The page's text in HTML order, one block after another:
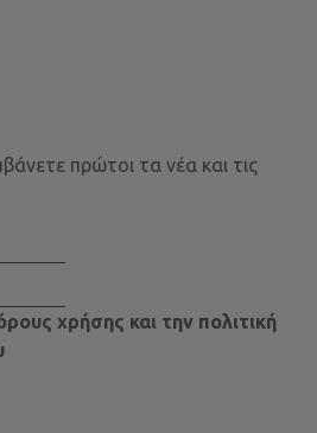
πρώτοι τα νέα και τις
χρήσης και την πολιτική